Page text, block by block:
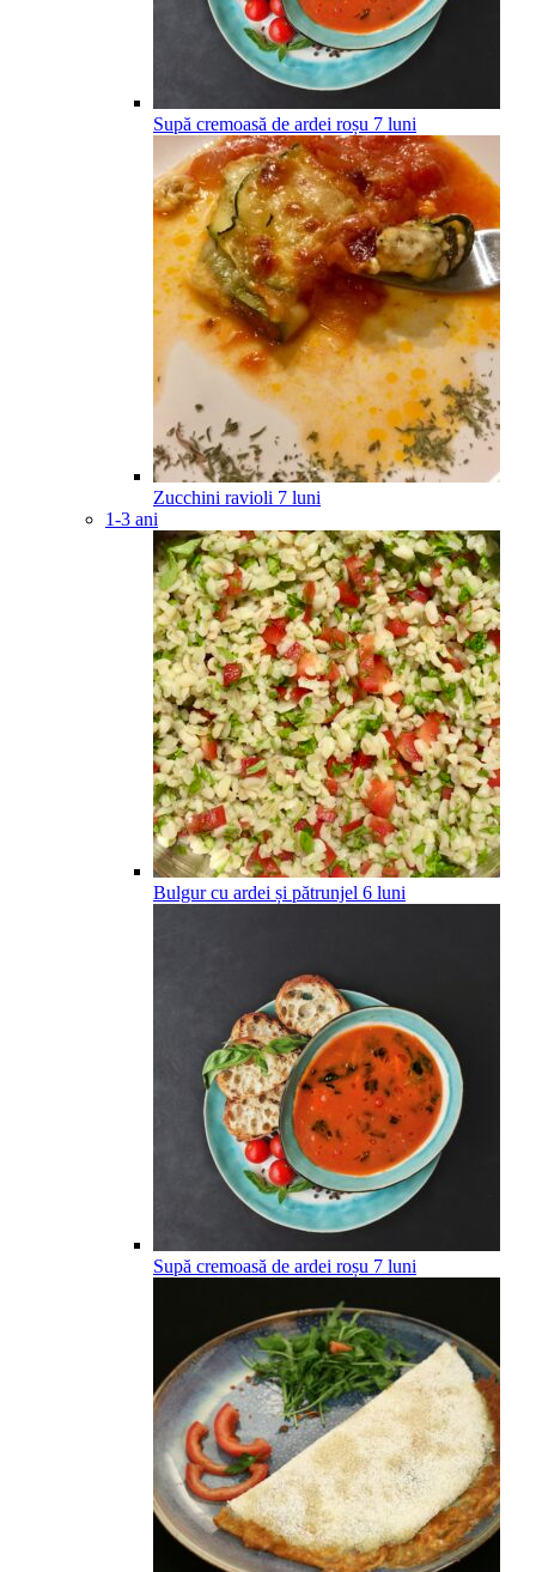
Supă cremoasă de ardei roșu 7 luni
Zucchini ravioli 7 luni
1-3 ani
Bulgur cu ardei și pătrunjel 6 luni
Supă cremoasă de ardei roșu 7 luni